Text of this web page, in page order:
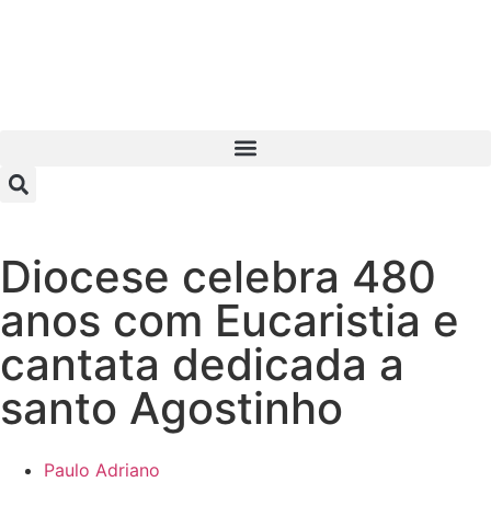
Diocese celebra 480
anos com Eucaristia e
cantata dedicada a
santo Agostinho
Paulo Adriano